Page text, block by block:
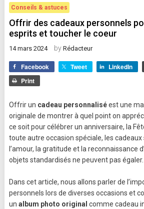
Conseils & astuces
Offrir des cadeaux personnels
esprits et toucher le coeur
14 mars 2024 by Rédacteur
Facebook Tweet LinkedIn
Print
Offrir un cadeau personnaliséest une
originale de montrer à quel point on
ce soit pour célébrer un anniversaire, la
toute autre occasion spéciale, les
l’amour, la gratitude et la reconnaissance
objets standardisés ne peuvent pas égaler.
Dans cet article, nous allons parler de
personnels lors de diverses occasions et
un album photo original comme cadeau